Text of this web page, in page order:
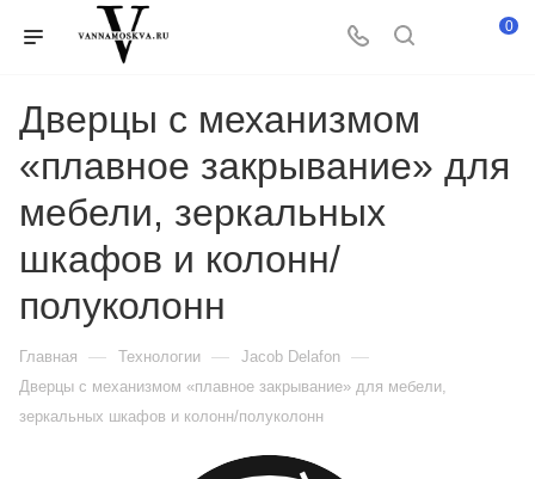
0
Дверцы с механизмом
«плавное закрывание» для
мебели, зеркальных
шкафов и колонн/
полуколонн
Главная — Технологии — Jacob Delafon —
Дверцы с механизмом «плавное закрывание» для мебели,
зеркальных шкафов и колонн/полуколонн